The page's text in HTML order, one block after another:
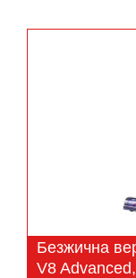
Безжична
V8